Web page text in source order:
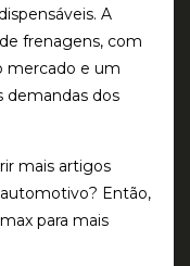
A
frenagens, com
mercado e um
demandas dos
mais artigos
Então,
para mais